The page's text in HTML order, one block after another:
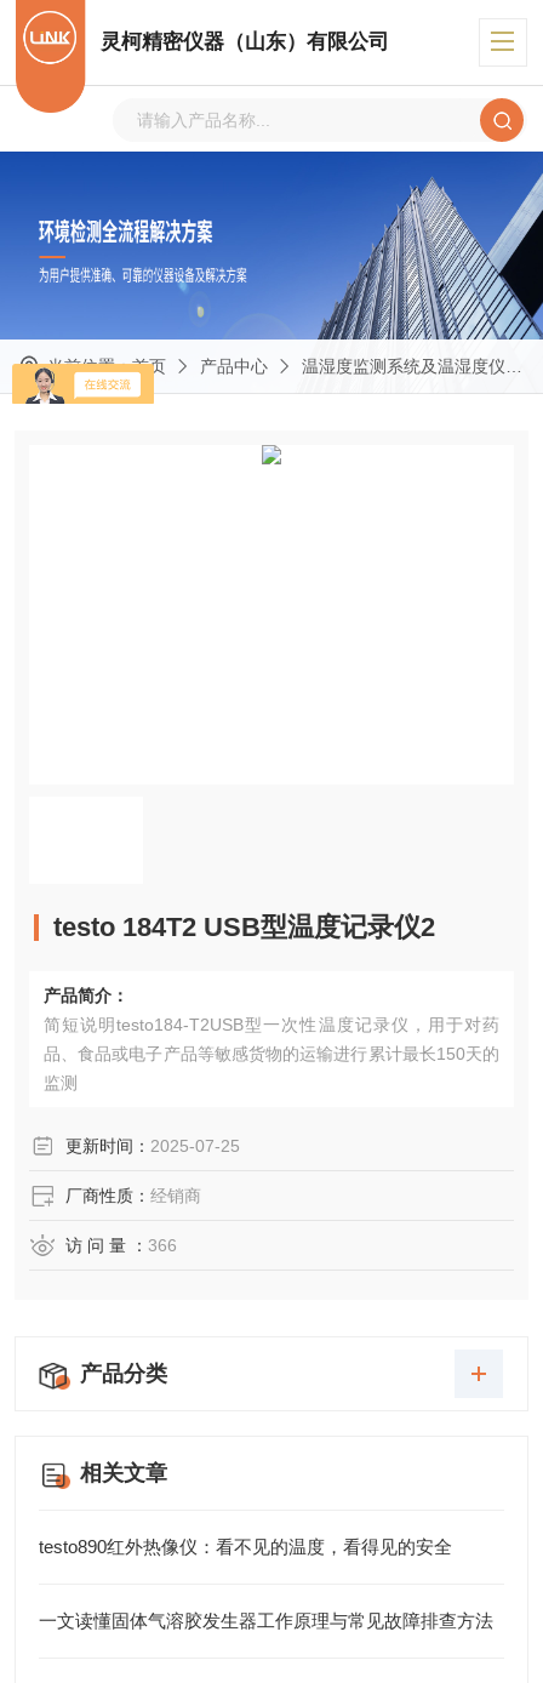
灵柯精密仪器（山东）有限公司
当前位置：首页 产品中心 温湿度监测系统及温湿度仪表
testo 184T2 USB型温度记录仪2
产品简介：
简短说明testo184-T2USB型一次性温度记录仪，用于对药
品、食品或电子产品等敏感货物的运输进行累计最长150天的
监测
更新时间： 2025-07-25
厂商性质： 经销商
访 问 量 ： 366
产品分类
相关文章
testo890红外热像仪：看不见的温度，看得见的安全
一文读懂固体气溶胶发生器工作原理与常见故障排查方法